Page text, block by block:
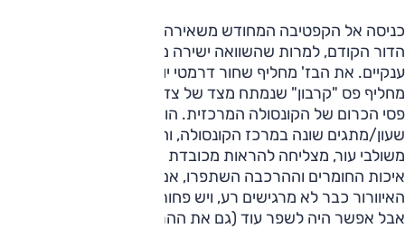
כניסה אל הקפטיבה המחודש משאירה מיד רושם שונה לעומת
הדור הקודם, למרות שהשוואה ישירה מראה שההבדלים לא
ענקיים. את הבז' מחליף שחור דרמטי יותר, את פס העץ הבהיר
מחליף פס "קרבון" שנמתח מצד של צד וחותך, בניגוד לעבר, את
פסי הכרום של הקונסולה המרכזית. הוסיפו לזה יחידת
שעון/מתגים שונה במרכז הקונסולה, והתוצאה, בסיוע מושבים
משולבי עור, מצליחה להראות מכובדת ומרשימה יותר מבעבר. גם
איכות החומרים וההרכבה השתפרו, אם כי פחות מהרצוי. פתחי
האיוורור כבר לא מרגישים רע, ויש פחות חלקי פלסטיק דקיקים,
אבל אפשר היה לשפר עוד (גם את ההרכבה).